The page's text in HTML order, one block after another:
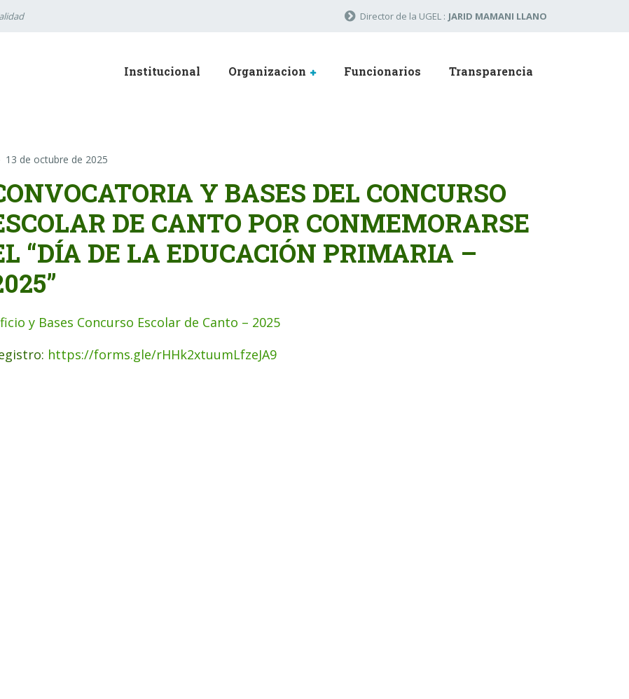
Director de la UGEL : JARID MAMANI LLANO
Institucional Organizacion Funcionarios Transparencia
13 de octubre de 2025
Y BASES DEL CONCURSO
DE CANTO POR CONMEMORARSE
“DÍA DE LA EDUCACIÓN PRIMARIA –
y Bases Concurso Escolar de Canto – 2025
https://forms.gle/rHHk2xtuumLfzeJA9